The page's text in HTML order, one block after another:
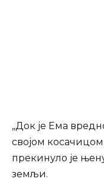
„Док је Ема
својом
прекинуло је
земљи.